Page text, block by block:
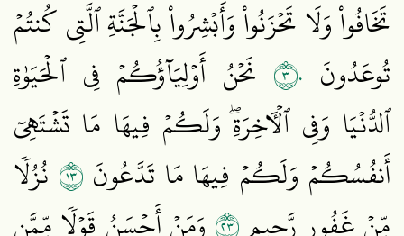
تَخَافُواْ وَلَا تَحۡزَنُواْ وَأَبۡشِرُواْ بِٱلۡجَنَّةِ ٱلَّتِي كُنتُمۡ
تُوعَدُونَ ٣٠ نَحۡنُ أَوۡلِيَآؤُكُمۡ فِي ٱلۡحَيَوٰةِ
ٱلدُّنۡيَا وَفِي ٱلۡأٓخِرَةِۖ وَلَكُمۡ فِيهَا مَا تَشۡتَهِيٓ
أَنفُسُكُمۡ وَلَكُمۡ فِيهَا مَا تَدَّعُونَ ٣١ نُزُلٗا
مِّنۡ غَفُورٖ رَّحِيمٖ
وَمَنۡ أَحۡسَنُ قَوۡلٗا مِّمَّن